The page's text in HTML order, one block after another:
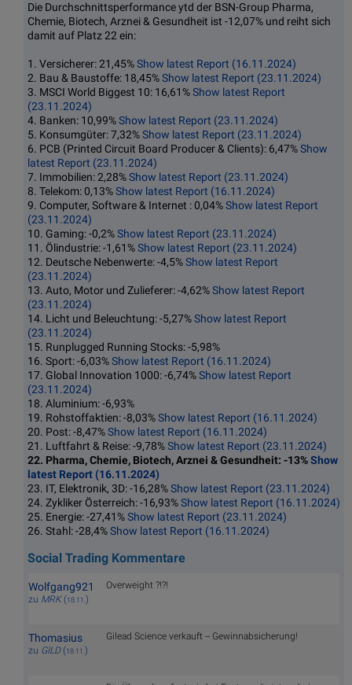
Die Durchschnittsperformance ytd der BSN-Group Pharma,
Chemie, Biotech, Arznei & Gesundheit ist -12,07% und reiht sich
damit auf Platz 22 ein:
1. Versicherer: 21,45%Show latest Report (16.11.2024)
2. Bau & Baustoffe: 18,45%Show latest Report (23.11.2024)
3. MSCI World Biggest 10: 16,61%Show latest Report
(23.11.2024)
4. Banken: 10,99%Show latest Report (23.11.2024)
5. Konsumgüter: 7,32%Show latest Report (23.11.2024)
6. PCB (Printed Circuit Board Producer & Clients): 6,47%Show
latest Report (23.11.2024)
7. Immobilien: 2,28%Show latest Report (23.11.2024)
8. Telekom: 0,13%Show latest Report (16.11.2024)
9. Computer, Software & Internet : 0,04%Show latest Report
(23.11.2024)
10. Gaming: -0,2%Show latest Report (23.11.2024)
11. Ölindustrie: -1,61%Show latest Report (23.11.2024)
12. Deutsche Nebenwerte: -4,5%Show latest Report
(23.11.2024)
13. Auto, Motor und Zulieferer: -4,62%Show latest Report
(23.11.2024)
14. Licht und Beleuchtung: -5,27%Show latest Report
(23.11.2024)
15. Runplugged Running Stocks: -5,98%
16. Sport: -6,03%Show latest Report (16.11.2024)
17. Global Innovation 1000: -6,74%Show latest Report
(23.11.2024)
18. Aluminium: -6,93%
19. Rohstoffaktien: -8,03%Show latest Report (16.11.2024)
20. Post: -8,47%Show latest Report (16.11.2024)
21. Luftfahrt & Reise: -9,78%Show latest Report (23.11.2024)
22. Pharma, Chemie, Biotech, Arznei & Gesundheit: -13%Show
latest Report (16.11.2024)
23. IT, Elektronik, 3D: -16,28%Show latest Report (23.11.2024)
24. Zykliker Österreich: -16,93%Show latest Report (16.11.2024)
25. Energie: -27,41%Show latest Report (23.11.2024)
26. Stahl: -28,4%Show latest Report (16.11.2024)
Social Trading Kommentare
Wolfgang921
zu MRK( 18.11.)
Overweight ?!?!
Thomasius
zu GILD( 18.11.)
Gilead Science verkauft -- Gewinnabsicherung!